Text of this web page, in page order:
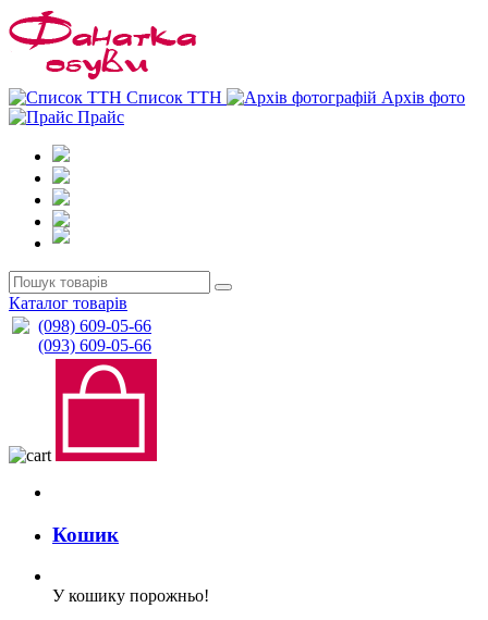
Список ТТН
Архів фото
Прайс
Каталог товарів
(098) 609-05-66
(093) 609-05-66
Кошик
У кошику порожньо!